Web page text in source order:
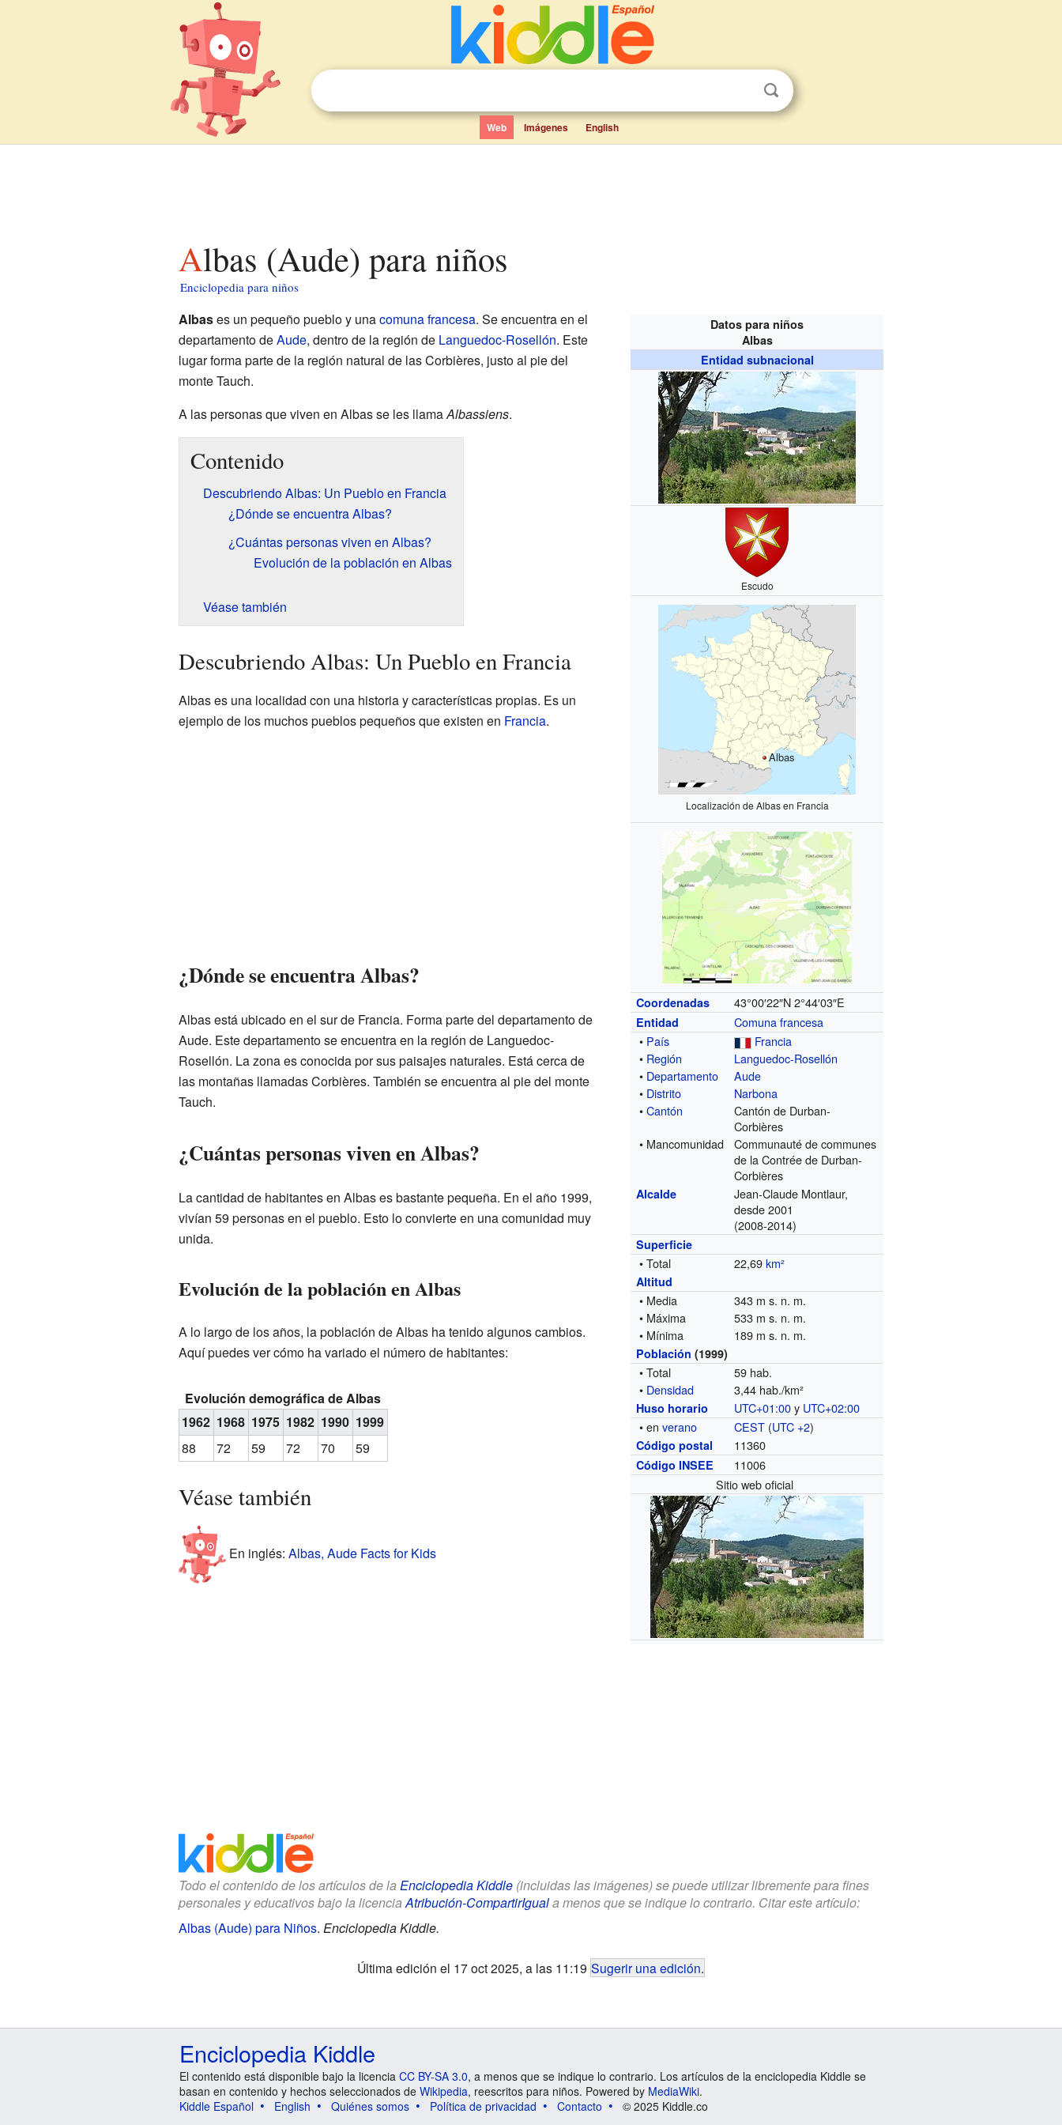
Web Imágenes English
Albas (Aude) para niños
Enciclopedia para niños
Datos para niños
Albas
Entidad subnacional
Escudo
Albas
Localización de Albas en Francia
Coordenadas 43°00′22″N 2°44′03″E
Entidad
Comuna francesa
• País
Francia
• Región
Languedoc-Rosellón
• Departamento
Aude
• Distrito
Narbona
•Cantón
Cantón de Durban-
Corbières
• Mancomunidad
Communauté de communes
de la Contrée de Durban-
Corbières
Alcalde
Jean-Claude Montlaur,
desde 2001
(2008-2014)
Superficie
• Total 22,69km²
Altitud
• Media
343 m s. n. m.
• Máxima
533 m s. n. m.
• Mínima
189 m s. n. m.
Población (1999)
• Total
59 hab.
• Densidad 3,44 hab./km²
Huso horario UTC+01:00y UTC+02:00
• enverano CEST (UTC +2)
Código postal 11360
Código INSEE
11006
Sitio web oficial
Albases un pequeño pueblo y unacomuna francesa. Se encuentra en el
departamento deAude, dentro de la región de Languedoc-Rosellón. Este
lugar forma parte de la región natural de las Corbières, justo al pie del
monte Tauch.
A las personas que viven en Albas se les llamaAlbassiens.
Contenido
Descubriendo Albas: Un Pueblo en Francia
¿Dónde se encuentra Albas?
¿Cuántas personas viven en Albas?
Evolución de la población en Albas
Véase también
Descubriendo Albas: Un Pueblo en Francia
Albas es una localidad con una historia y características propias. Es un
ejemplo de los muchos pueblos pequeños que existen en Francia.
¿Dónde se encuentra Albas?
Albas está ubicado en el sur de Francia. Forma parte del departamento de
Aude. Este departamento se encuentra en la región de Languedoc-
Rosellón. La zona es conocida por sus paisajes naturales. Está cerca de
las montañas llamadas Corbières. También se encuentra al pie del monte
Tauch.
¿Cuántas personas viven en Albas?
La cantidad de habitantes en Albas es bastante pequeña. En el año 1999,
vivían 59 personas en el pueblo. Esto lo convierte en una comunidad muy
unida.
Evolución de la población en Albas
A lo largo de los años, la población de Albas ha tenido algunos cambios.
Aquí puedes ver cómo ha variado el número de habitantes:
Evolución demográfica de Albas
1962 1968 1975 1982 1990 1999
88
72 59 72 70 59
Véase también
En inglés: Albas, Aude Facts for Kids
Todo el contenido de los artículos de la Enciclopedia Kiddle(incluidas las imágenes) se puede utilizar libremente para fines
personales y educativos bajo la licenciaAtribución-CompartirIguala menos que se indique lo contrario. Citar este artículo:
Albas (Aude) para Niños. Enciclopedia Kiddle.
Última edición el 17 oct 2025, a las 11:19 Sugerir una edición.
Enciclopedia Kiddle
El contenido está disponible bajo la licencia CC BY-SA 3.0, a menos que se indique lo contrario. Los artículos de la enciclopedia Kiddle se
basan en contenido y hechos seleccionados de Wikipedia, reescritos para niños. Powered by MediaWiki.
Kiddle Español
English Quiénes somos Política de privacidad Contacto © 2025 Kiddle.co